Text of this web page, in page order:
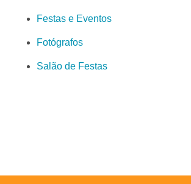
Festas e Eventos
Fotógrafos
Salão de Festas